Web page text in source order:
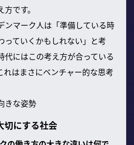
です。
ンマーク人は「準備している時
っていくかもしれない」と考
代にはこの考え方が合っている
れはまさにベンチャー的な思考
きな姿勢
切にする社会